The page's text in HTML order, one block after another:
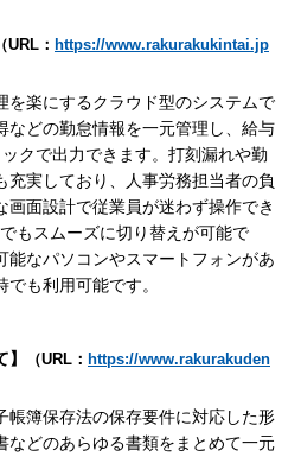
（URL： https://www.rakurakukintai.jp
楽にするクラウド型のシステムで
などの勤怠情報を一元管理し、給与
クで出力できます。打刻漏れや勤
充実しており、人事労務担当者の負
面設計で従業員が迷わず操作でき
もスムーズに切り替えが可能で
能なパソコンやスマートフォンがあ
も利用可能です。
（URL： https://www.rakurakuden
簿保存法の保存要件に対応した形
などのあらゆる書類をまとめて一元